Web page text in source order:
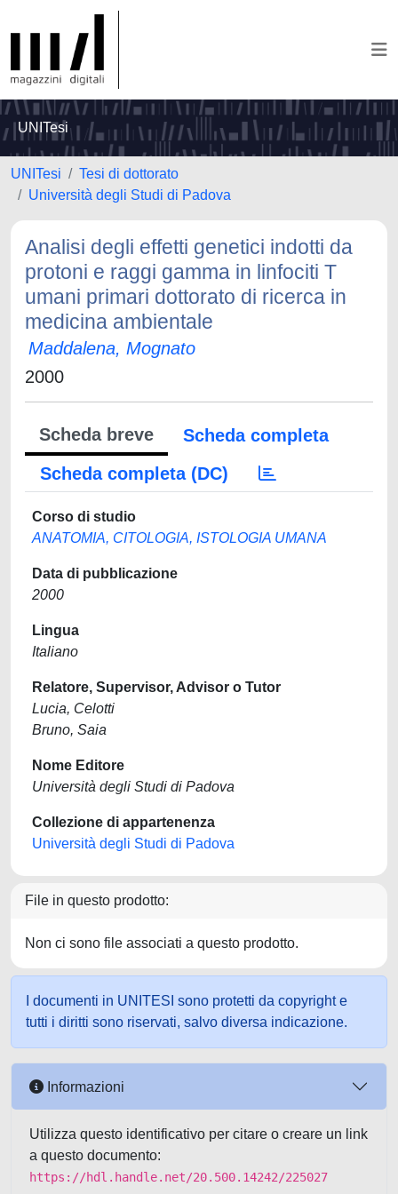
UNITesi
UNITesi
Tesi di dottorato
Università degli Studi di Padova
Analisi degli effetti genetici indotti da
protoni e raggi gamma in linfociti T
umani primari dottorato di ricerca in
medicina ambientale
Maddalena, Mognato
2000
Scheda breve
Scheda completa
Scheda completa (DC)
Corso di studio
ANATOMIA, CITOLOGIA, ISTOLOGIA UMANA
Data di pubblicazione
2000
Lingua
Italiano
Relatore, Supervisor, Advisor o Tutor
Lucia, Celotti
Bruno, Saia
Nome Editore
Università degli Studi di Padova
Collezione di appartenenza
Università degli Studi di Padova
File in questo prodotto:
Non ci sono file associati a questo prodotto.
I documenti in UNITESI sono protetti da copyright e
tutti i diritti sono riservati, salvo diversa indicazione.
Informazioni
Utilizza questo identificativo per citare o creare un link
a questo documento:
https://hdl.handle.net/20.500.14242/225027